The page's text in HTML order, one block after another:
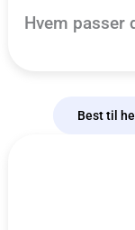
Hvem passer
Best til